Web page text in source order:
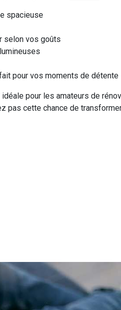
spacieuse
selon vos goûts
pour vos moments de détente
idéale pour les amateurs de
pas cette chance de